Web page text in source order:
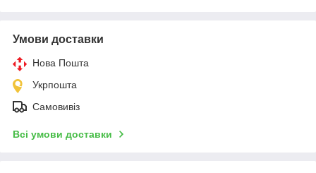
Умови доставки
Нова Пошта
Укрпошта
Самовивіз
Всі умови доставки